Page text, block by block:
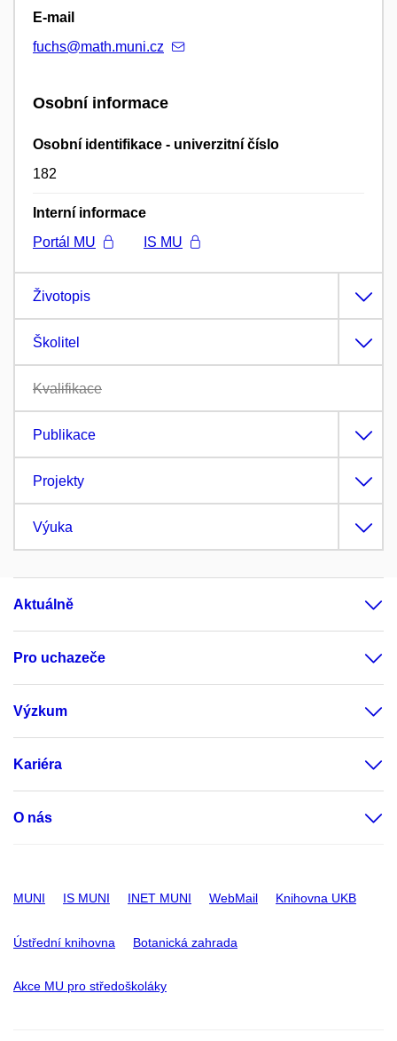
E-mail
fuchs@math.muni.cz
Osobní informace
Osobní identifikace - univerzitní číslo
182
Interní informace
Portál MU
IS MU
Životopis
Školitel
Kvalifikace
Publikace
Projekty
Výuka
Aktuálně
Pro uchazeče
Výzkum
Kariéra
O nás
MUNI IS MUNI INET MUNI WebMail Knihovna UKB
Ústřední knihovna Botanická zahrada
Akce MU pro středoškoláky